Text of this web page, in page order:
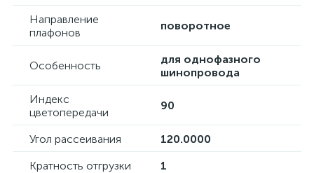
Направление
плафонов
поворотное
Особенность
для однофазного
шинопровода
Индекс
цветопередачи
90
Угол рассеивания
120.0000
Кратность отгрузки
1